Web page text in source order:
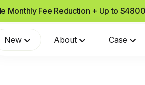
Monthly Fee Reduction + Up to
New About Case